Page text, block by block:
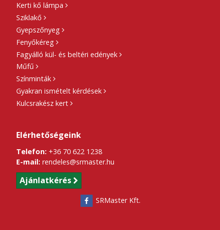
Kerti kő lámpa
Sziklakő
Gyepszőnyeg
Fenyőkéreg
Fagyálló kül- és beltéri edények
Műfű
Színminták
Gyakran ismételt kérdések
Kulcsrakész kert
Elérhetőségeink
Telefon: +36 70 622 1238
E-mail: rendeles@srmaster.hu
Ajánlatkérés
SRMaster Kft.